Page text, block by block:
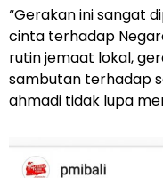
“Gerakan ini sangat
cinta terhadap
rutin jemaat lokal,
sambutan terhadap
ahmadi tidak lupa